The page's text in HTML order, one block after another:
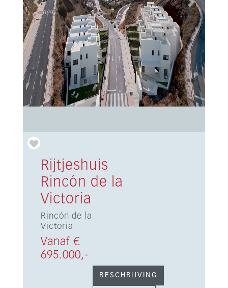
Previous Next
Rijtjeshuis
Rincón de la
Victoria
Rincón de la
Victoria
Vanaf €
695.000,-
BESCHRIJVING